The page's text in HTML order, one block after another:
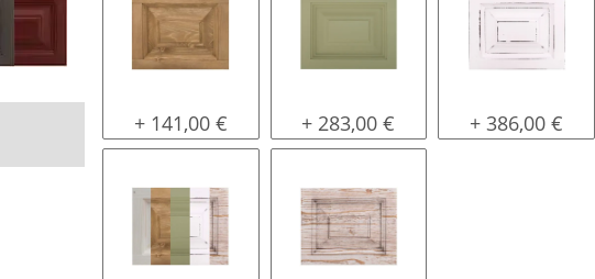
gewachst
+ 141,00 € lackiert
+ 283,00 € shabby chic
+ 386,00 €